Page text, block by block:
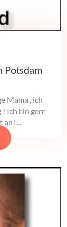
Potsdam
Mama , ich
! Ich bin gern
an! ....